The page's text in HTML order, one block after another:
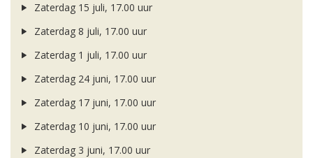
Zaterdag 15 juli, 17.00 uur
Zaterdag 8 juli, 17.00 uur
Zaterdag 1 juli, 17.00 uur
Zaterdag 24 juni, 17.00 uur
Zaterdag 17 juni, 17.00 uur
Zaterdag 10 juni, 17.00 uur
Zaterdag 3 juni, 17.00 uur